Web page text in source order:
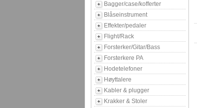
Bagger/case/kofferter
Blåseinstrument
Effekter/pedaler
Flight/Rack
Forsterker/Gitar/Bass
Forsterkere PA
Hodetelefoner
Høyttalere
Kabler & plugger
Krakker & Stoler